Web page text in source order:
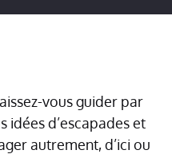
vous guider par
idées d’escapades et
autrement, d’ici ou